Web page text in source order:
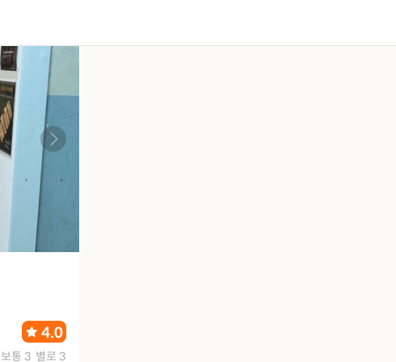
4.0
보통 3 별로 3